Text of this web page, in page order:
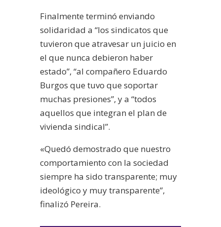
Finalmente terminó enviando
solidaridad a “los sindicatos que
tuvieron que atravesar un juicio en
el que nunca debieron haber
estado”, “al compañero Eduardo
Burgos que tuvo que soportar
muchas presiones”, y a “todos
aquellos que integran el plan de
vivienda sindical”.
«Quedó demostrado que nuestro
comportamiento con la sociedad
siempre ha sido transparente; muy
ideológico y muy transparente”,
finalizó Pereira.